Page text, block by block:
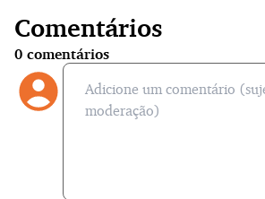
Comentários
0 comentários